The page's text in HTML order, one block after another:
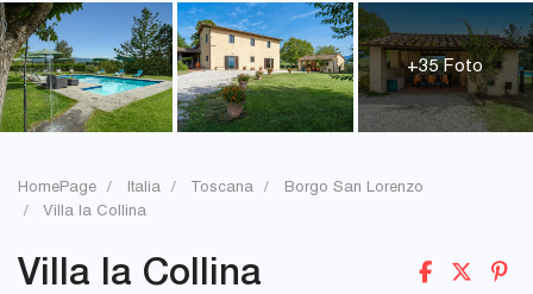
+35 Foto
HomePage Italia Toscana
Borgo San Lorenzo
Villa la Collina
Villa la Collina